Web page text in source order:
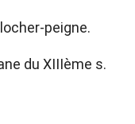
peigne.
du XIIIème s.